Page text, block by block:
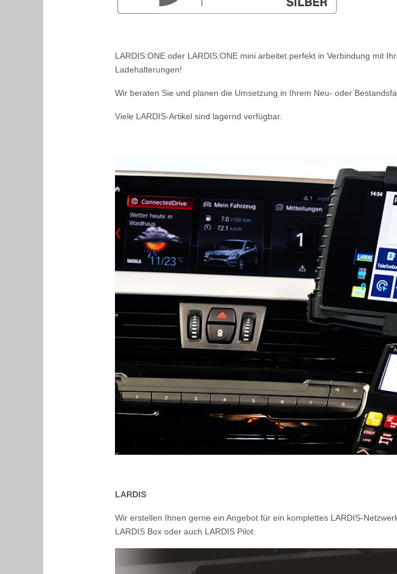
LARDIS:ONE oder LARDIS:ONE mini arbeitet perfekt in Verbindung mit
Ladehalterungen!
Wir beraten Sie und planen die Umsetzung in Ihrem Neu- oder
Viele LARDIS-Artikel sind lagernd verfügbar.
LARDIS
Wir erstellen Ihnen gerne ein Angebot für ein komplettes LARDIS-
LARDIS Box oder auch LARDIS Pilot.